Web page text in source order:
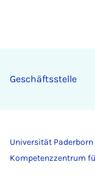
Ge­schäfts­stel­le
Universität Paderborn
Kompetenzzentrum